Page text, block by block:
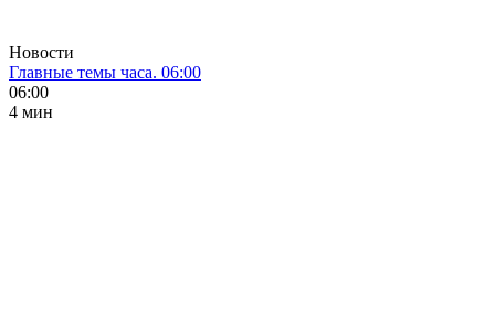
Новости
Главные темы часа. 06:00
06:00
4 мин